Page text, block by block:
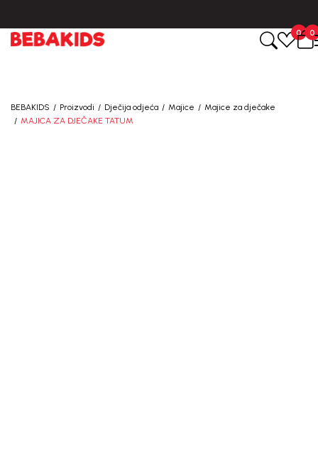
0
0
BEBAKIDS Proizvodi Dječija odjeća Majice
Majice za dječake
MAJICA ZA DJEČAKE TATUM